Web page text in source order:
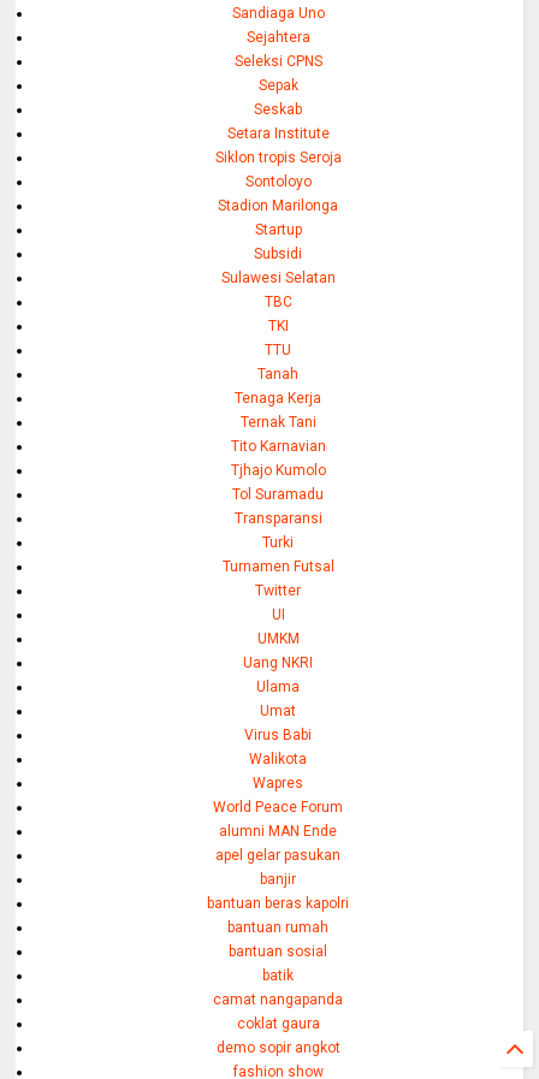
Sandiaga Uno
Sejahtera
Seleksi CPNS
Sepak
Seskab
Setara Institute
Siklon tropis Seroja
Sontoloyo
Stadion Marilonga
Startup
Subsidi
Sulawesi Selatan
TBC
TKI
TTU
Tanah
Tenaga Kerja
Ternak Tani
Tito Karnavian
Tjhajo Kumolo
Tol Suramadu
Transparansi
Turki
Turnamen Futsal
Twitter
UI
UMKM
Uang NKRI
Ulama
Umat
Virus Babi
Walikota
Wapres
World Peace Forum
alumni MAN Ende
apel gelar pasukan
banjir
bantuan beras kapolri
bantuan rumah
bantuan sosial
batik
camat nangapanda
coklat gaura
demo sopir angkot
fashion show